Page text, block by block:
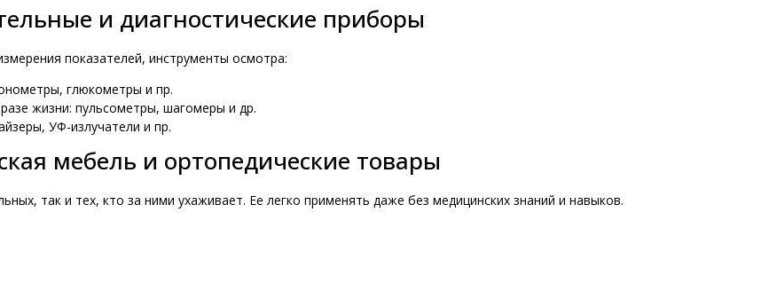
и диагностические приборы
показателей, инструменты осмотра:
глюкометры и пр.
жизни: пульсометры, шагомеры и др.
УФ-излучатели и пр.
мебель и ортопедические товары
так и тех, кто за ними ухаживает. Ее легко применять даже без медицинских знаний и навыков.